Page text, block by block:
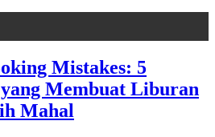
Mistakes: 5
Membuat Liburan
Mahal